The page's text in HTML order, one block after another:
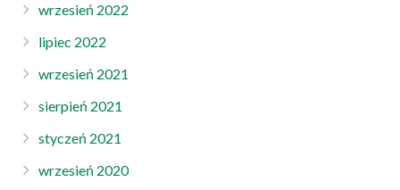
wrzesień 2022
lipiec 2022
wrzesień 2021
sierpień 2021
styczeń 2021
wrzesień 2020